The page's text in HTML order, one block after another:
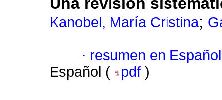
Una revisión
Kanobel, María Cristina;
· resumen en Español
Español (
pdf )